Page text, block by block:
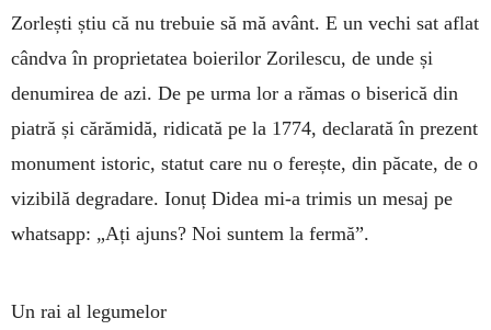
Zorlești știu că nu trebuie să mă avânt. E un vechi sat aflat
cândva în proprietatea boierilor Zorilescu, de unde și
denumirea de azi. De pe urma lor a rămas o biserică din
piatră și cărămidă, ridicată pe la 1774, declarată în prezent
monument istoric, statut care nu o ferește, din păcate, de o
vizibilă degradare. Ionuț Didea mi-a trimis un mesaj pe
whatsapp: „Ați ajuns? Noi suntem la fermă”.
Un rai al legumelor